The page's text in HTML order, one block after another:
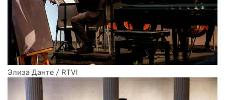
Элиза Данте / RTVI